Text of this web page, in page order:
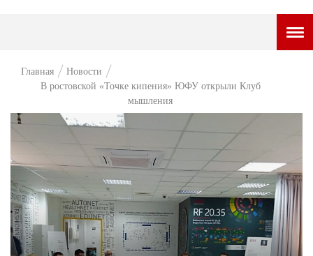
ПРЕМЬЕРА
ТАМ И ТУТ
СТИЛЬ ЖИЗНИ
ХАЙП
Главная
Новости
В ростовской «Точке кипения» ЮФУ открыли Клуб
мышления